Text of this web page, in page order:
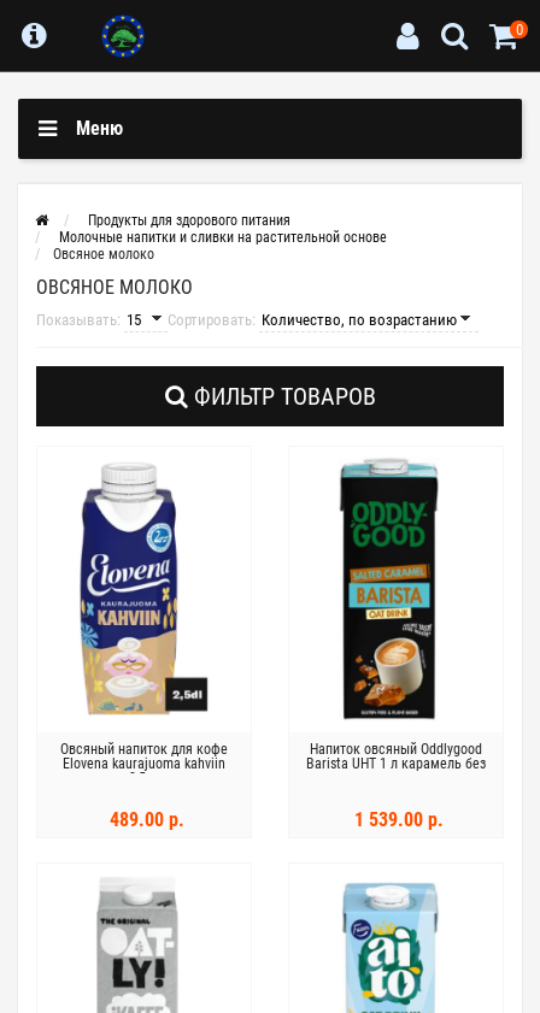
0
Меню
Продукты для здорового питания
Молочные напитки и сливки на растительной основе
Овсяное молоко
ОВСЯНОЕ МОЛОКО
Показывать: Сортировать:
ФИЛЬТР ТОВАРОВ
Овсяный напиток для кофе
Elovena kaurajuoma kahviin
2,5дл
489.00 р.
Напиток овсяный Oddlygood
Barista UHT 1 л карамель без
1 539.00 р.